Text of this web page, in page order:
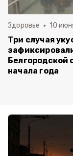
Здоровье 10
Три случая
Белгородской
начала года